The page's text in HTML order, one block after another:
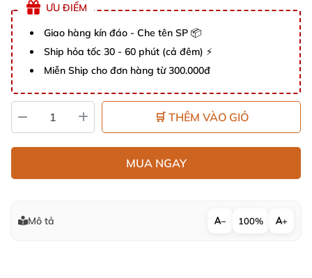
ƯU ĐIỂM
Giao hàng kín đáo - Che tên SP 📦
Ship hỏa tốc 30 - 60 phút (cả đêm) ⚡
Miễn Ship cho đơn hàng từ 300.000đ
🛒 THÊM VÀO GIỎ
MUA NGAY
Mô tả − 100% +